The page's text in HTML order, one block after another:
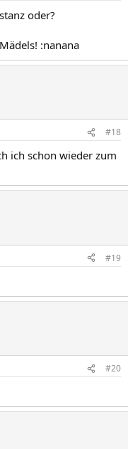
oder?
:nanana
#18
ich schon wieder zum
#19
#20